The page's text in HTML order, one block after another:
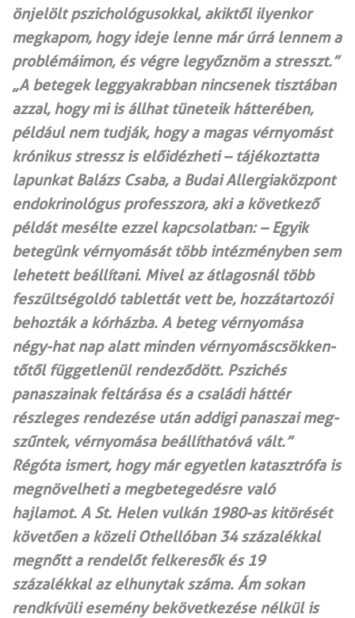
önjelölt pszichológusokkal, akiktől ilyenkor
megkapom, hogy ideje lenne már úrrá lennem a
problémáimon, és végre legyőznöm a stresszt.”
„A betegek leggyakrabban nincsenek tisztában
azzal, hogy mi is állhat tüneteik hátterében,
például nem tudják, hogy a magas vérnyomást
krónikus stressz is előidézheti – tájékoztatta
lapunkat Balázs Csaba, a Budai Allergiaközpont
endokrinológus professzora, aki a következő
példát mesélte ezzel kapcsolatban: – Egyik
betegünk vérnyomását több intézményben sem
lehetett beállítani. Mivel az átlagosnál több
feszültségoldó tablettát vett be, hozzátartozói
behozták a kórházba. A beteg vérnyomása
négy-hat nap alatt minden vérnyomáscsökken­
tőtől függetlenül rendeződött. Pszichés
panaszainak feltárása és a családi háttér
részleges rendezése után addigi panaszai meg­
szűntek, vérnyomása beállíthatóvá vált.”
Régóta ismert, hogy már egyetlen katasztrófa is
megnövelheti a megbetegedésre való
hajlamot. A St. Helen vulkán 1980-as kitörését
követően a közeli Othellóban 34 százalékkal
megnőtt a rendelőt felkere­sők és 19
százalékkal az elhunytak száma. Ám sokan
rendkívüli esemény bekövetkezése nélkül is